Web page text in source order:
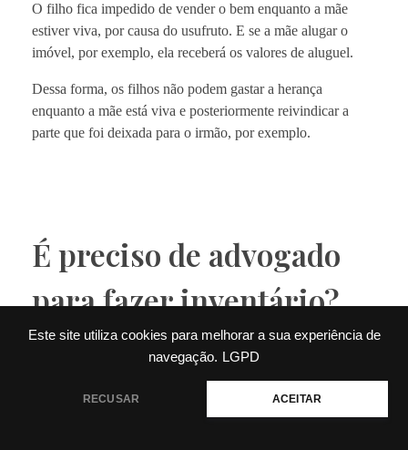
Este site utiliza cookies para melhorar a sua experiência de
navegação. LGPD
RECUSAR ACEITAR
O filho fica impedido de vender o bem enquanto a mãe
estiver viva, por causa do usufruto. E se a mãe alugar o
imóvel, por exemplo, ela receberá os valores de aluguel.
Dessa forma, os filhos não podem gastar a herança
enquanto a mãe está viva e posteriormente reivindicar a
parte que foi deixada para o irmão, por exemplo.
É preciso de advogado
para fazer inventário?
Disposto no art. 610, § 2º OSŘ, o advogado é elemento
imprescindível para o encerramento do inventário, seja
💬 Precisa de ajuda?